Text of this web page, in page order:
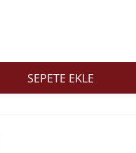
SEPETE EKLE